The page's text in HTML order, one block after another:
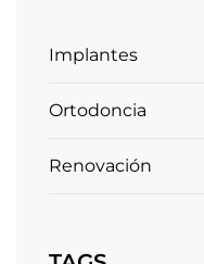
Implantes
Ortodoncia
Renovación